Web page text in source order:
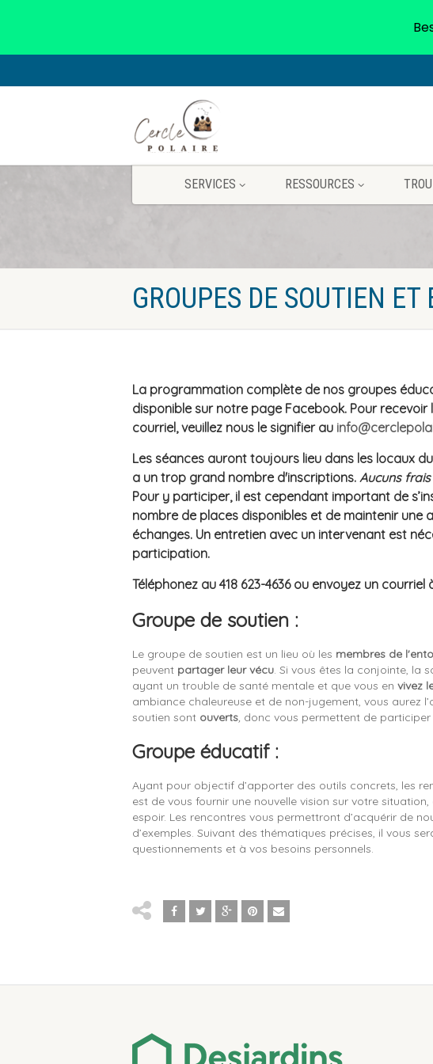
SERVICES RESSOURCES
GROUPES DE SOUTIEN ET
La programmation complète de nos groupes
disponible sur notre page Facebook. Pour
courriel, veuillez nous le signifier au
Les séances auront toujours lieu dans les locaux
a un trop grand nombre d'inscriptions. Aucuns frais
Pour y participer, il est cependant important de
nombre de places disponibles et de maintenir une
échanges. Un entretien avec un intervenant est
participation.
Téléphonez au 418 623-4636ou envoyez un courriel
Groupe de soutien :
Le groupe de soutien est un lieu où les membres de
peuvent partager leur vécu. Si vous êtes la conjointe, la
ayant un trouble de santé mentale et que vous en vivez
ambiance chaleureuse et de non-jugement, vous aurez
soutien sont ouverts, donc vous permettent de
Groupe éducatif :
Ayant pour objectif d’apporter des outils concrets, les
est de vous fournir une nouvelle vision sur votre
espoir. Les rencontres vous permettront d’acquérir de
d’exemples. Suivant des thématiques précises, il vous
questionnements et à vos besoins personnels.